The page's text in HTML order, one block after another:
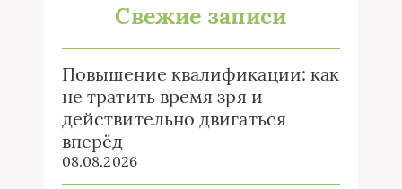
Свежие записи
Повышение квалификации: как
не тратить время зря и
действительно двигаться
вперёд
08.08.2026